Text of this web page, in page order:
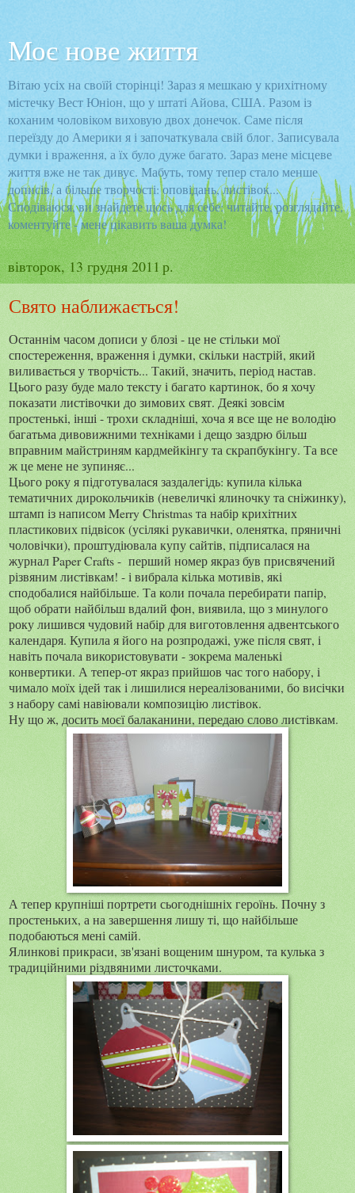
Моє нове життя
Вітаю усіх на своїй сторінці! Зараз я мешкаю у крихітному
містечку Вест Юніон, що у штаті Айова, США. Разом із
коханим чоловіком виховую двох донечок. Саме після
переїзду до Америки я і започаткувала свій блог. Записувала
думки і враження, а їх було дуже багато. Зараз мене місцеве
життя вже не так дивує. Мабуть, тому тепер стало менше
дописів, а більше творчості: оповідань, листівок...
Сподіваюся, ви знайдете щось для себе: читайте, розглядайте,
коментуйте - мене цікавить ваша думка!
вівторок, 13 грудня 2011 р.
Свято наближається!
Останнім часом дописи у блозі - це не стільки мої
спостереження, враження і думки, скільки настрій, який
виливається у творчість... Такий, значить, період настав.
Цього разу буде мало тексту і багато картинок, бо я хочу
показати листівочки до зимових свят. Деякі зовсім
простенькі, інші - трохи складніші, хоча я все ще не володію
багатьма дивовижними техніками і дещо заздрю більш
вправним майстриням кардмейкінгу та скрапбукінгу. Та все
ж це мене не зупиняє...
Цього року я підготувалася заздалегідь: купила кілька
тематичних дирокольчиків (невеличкі ялиночку та сніжинку),
штамп із написом Merry Christmas та набір крихітних
пластикових підвісок (усілякі рукавички, оленятка, пряничні
чоловічки), проштудіювала купу сайтів, підписалася на
журнал Paper Crafts - перший номер якраз був присвячений
різвяним листівкам! - і вибрала кілька мотивів, які
сподобалися найбільше. Та коли почала перебирати папір,
щоб обрати найбільш вдалий фон, виявила, що з минулого
року лишився чудовий набір для виготовлення адвентського
календаря. Купила я його на розпродажі, уже після свят, і
навіть почала використовувати - зокрема маленькі
конвертики. А тепер-от якраз прийшов час того набору, і
чимало моїх ідей так і лишилися нереалізованими, бо висічки
з набору самі навіювали композицію листівок.
Ну що ж, досить моєї балаканини, передаю слово листівкам.
А тепер крупніші портрети сьогоднішніх героїнь. Почну з
простеньких, а на завершення лишу ті, що найбільше
подобаються мені самій.
Ялинкові прикраси, зв'язані вощеним шнуром, та кулька з
традиційними різдвяними листочками.